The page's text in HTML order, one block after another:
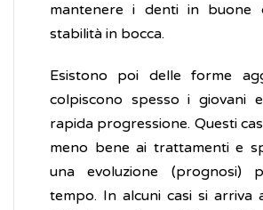
mantenere i denti in buone
stabilità in bocca.
Esistono poi delle forme
colpiscono spesso i giovani
rapida progressione. Questi
meno bene ai trattamenti e
una evoluzione (prognosi)
tempo. In alcuni casi si arriva